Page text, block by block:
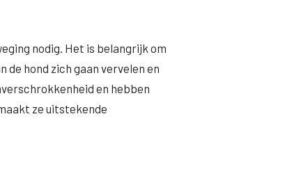
nodig. Het is belangrijk om
hond zich gaan vervelen en
en hebben
ze uitstekende